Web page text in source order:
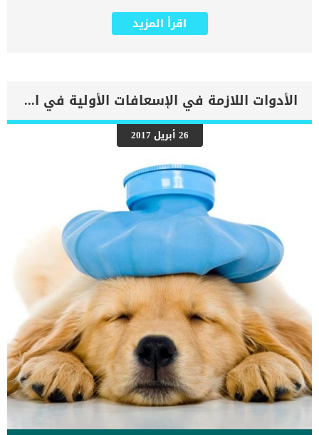
حياتهم وتشعر بسعادتهم وحزنهم وتساعدهم على تجاوز المواقف
الصعبة. لذلك لا يهتم الكثيرين بحجم الكلب او سلالته ولكنهم يهتمون
هناك كلاب عندها القابلية للتأقلم مع أكثر من بيت وأكثر من صديق.
سنذكر لكم بعض سلالات الكلاب مرتبة تنازليا من الأكثر وفاءا في عالم
الكلاب. كما سنذكر ترتيب الكلاب من حيث الوفاء اقرأ أيضا: خمس نصائح
لإطالة فترة حياة الكلاب نزع العدوانية والشراسة من الكلابكيف أعرف أن
كلبي مريض – العلامات الصحية في الكلاب 1- كلب الجيرمن شيبرد كلب
الكلاب. بالإضافة إلى الوفاء النادر الذي تتمتع به سلالة الجيرمن شيبرد.
تشتهر هذه الكلاب بالوفاء النادر الذي يحكى عنه الكثير من القصص, هذا
[…]
اقرأ المزيد
الأدوات اللازمة في الإسعافات الأولية في الكلاب
26 أبريل 2017